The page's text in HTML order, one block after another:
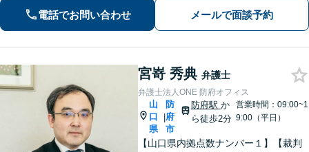
問題／交通事故等、あなたの味方とし
て尽力します【完全個室】【下関駅5
電話でお問い合わせ メールで面談予約
宮嵜 秀典 弁護士
弁護士法人ONE 防府オフィス
山
口
県
|
防
府
市
防府駅 か
ら徒歩2分
営業時間：09:00~1
9:00（平日）
【山口県内拠点数ナンバー１】【裁判